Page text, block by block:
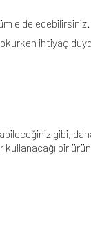
elde edebilirsiniz.
ihtiyaç
gibi,
bir ürün